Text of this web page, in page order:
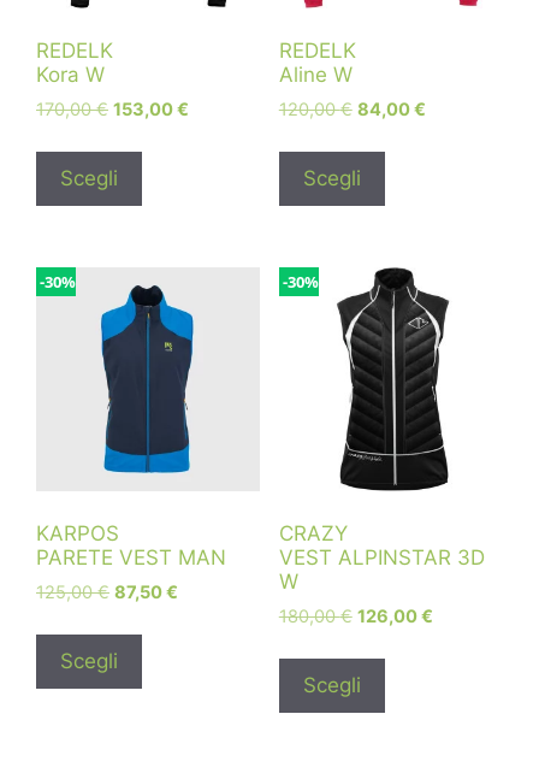
REDELK
Kora W
170,00€ 153,00€
Scegli
REDELK
Aline W
120,00€ 84,00€
Scegli
-30%
KARPOS
PARETE VEST MAN
125,00€ 87,50€
Scegli
-30%
CRAZY
VEST ALPINSTAR 3D
W
180,00€ 126,00€
Scegli